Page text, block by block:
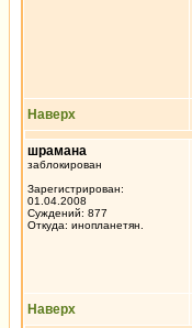
Наверх
шрамана
заблокирован
Зарегистрирован:
01.04.2008
Суждений: 877
Откуда: инопланетян.
Наверх